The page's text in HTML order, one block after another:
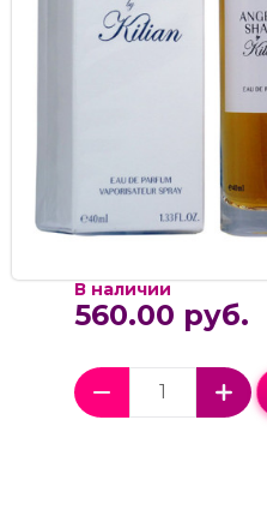
В наличии
560.00 руб.